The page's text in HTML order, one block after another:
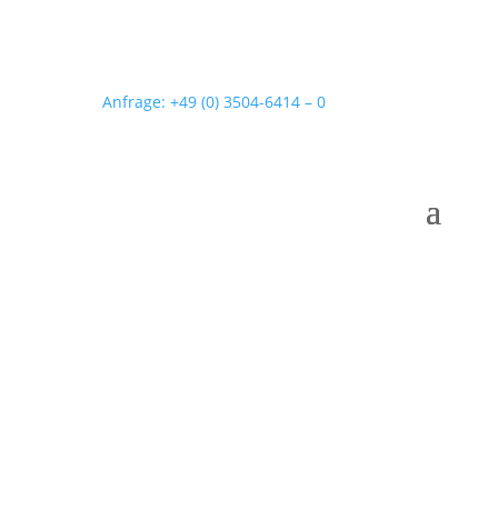
Anfrage: +49 (0) 3504-6414 – 0